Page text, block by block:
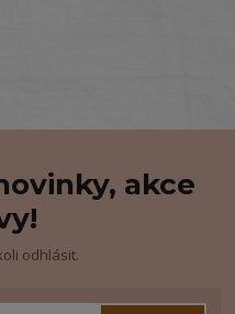
akce
odhlásit.